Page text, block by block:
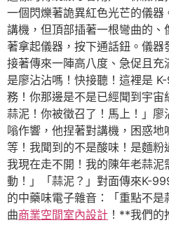
一個閃爍著詭異紅色光芒的儀
講機，但頂部插著一根彎曲的
著拿起儀器，按下通話鈕。儀
接著傳來一陣高八度、急促且充
是廖沾沾嗎！快接聽！這裡是
務！你那邊是不是已經聞到宇
蒜泥！你被徵召了！馬上！」
嗡作響，他捏著對講機，困惑
等！我聞到的不是酸味！是麵粉
我現在走不開！我的陳年老蒜
動！」「蒜泥？」對面傳來K-
的中藥味電子雜音：「重點不
曲商業空間室內設計 ！**我們